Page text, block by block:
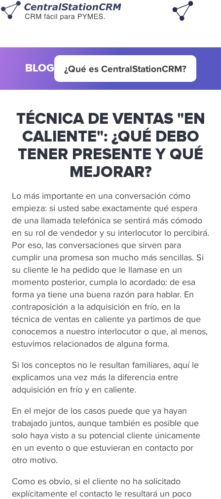
BLOG ¿Qué es CentralStationCRM?
TÉCNICA DE VENTAS "EN
CALIENTE": ¿QUÉ DEBO
TENER PRESENTE Y QUÉ
MEJORAR?
Lo más importante en una conversación cómo
empieza: si usted sabe exactamente qué espera
de una llamada telefónica se sentirá más cómodo
en su rol de vendedor y su interlocutor lo percibirá.
Por eso, las conversaciones que sirven para
cumplir una promesa son mucho más sencillas. Si
su cliente le ha pedido que le llamase en un
momento posterior, cumpla lo acordado: de esa
forma ya tiene una buena razón para hablar. En
contraposición a la adquisición en frío, en la
técnica de ventas en caliente ya partimos de que
conocemos a nuestro interlocutor o que, al menos,
estuvimos relacionados de alguna forma.
Si los conceptos no le resultan familiares, aquí le
explicamos una vez más la diferencia entre
adquisición en frío y en caliente.
En el mejor de los casos puede que ya hayan
trabajado juntos, aunque también es posible que
solo haya visto a su potencial cliente únicamente
en un evento o que estuvieran en contacto por
otro motivo.
Como es obvio, si el cliente no ha solicitado
explícitamente el contacto le resultará un poco